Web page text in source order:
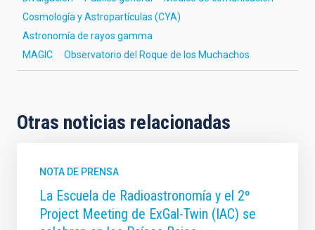
Cosmología y Astropartículas (CYA)
Astronomía de rayos gamma
MAGIC
Observatorio del Roque de los Muchachos
Otras noticias relacionadas
NOTA DE PRENSA
La Escuela de Radioastronomía y el 2º
Project Meeting de ExGal-Twin (IAC) se